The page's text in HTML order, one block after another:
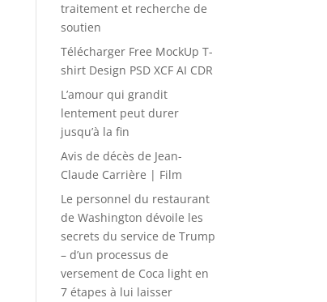
traitement et recherche de
soutien
Télécharger Free MockUp T-
shirt Design PSD XCF AI CDR
L’amour qui grandit
lentement peut durer
jusqu’à la fin
Avis de décès de Jean-
Claude Carrière | Film
Le personnel du restaurant
de Washington dévoile les
secrets du service de Trump
– d’un processus de
versement de Coca light en
7 étapes à lui laisser